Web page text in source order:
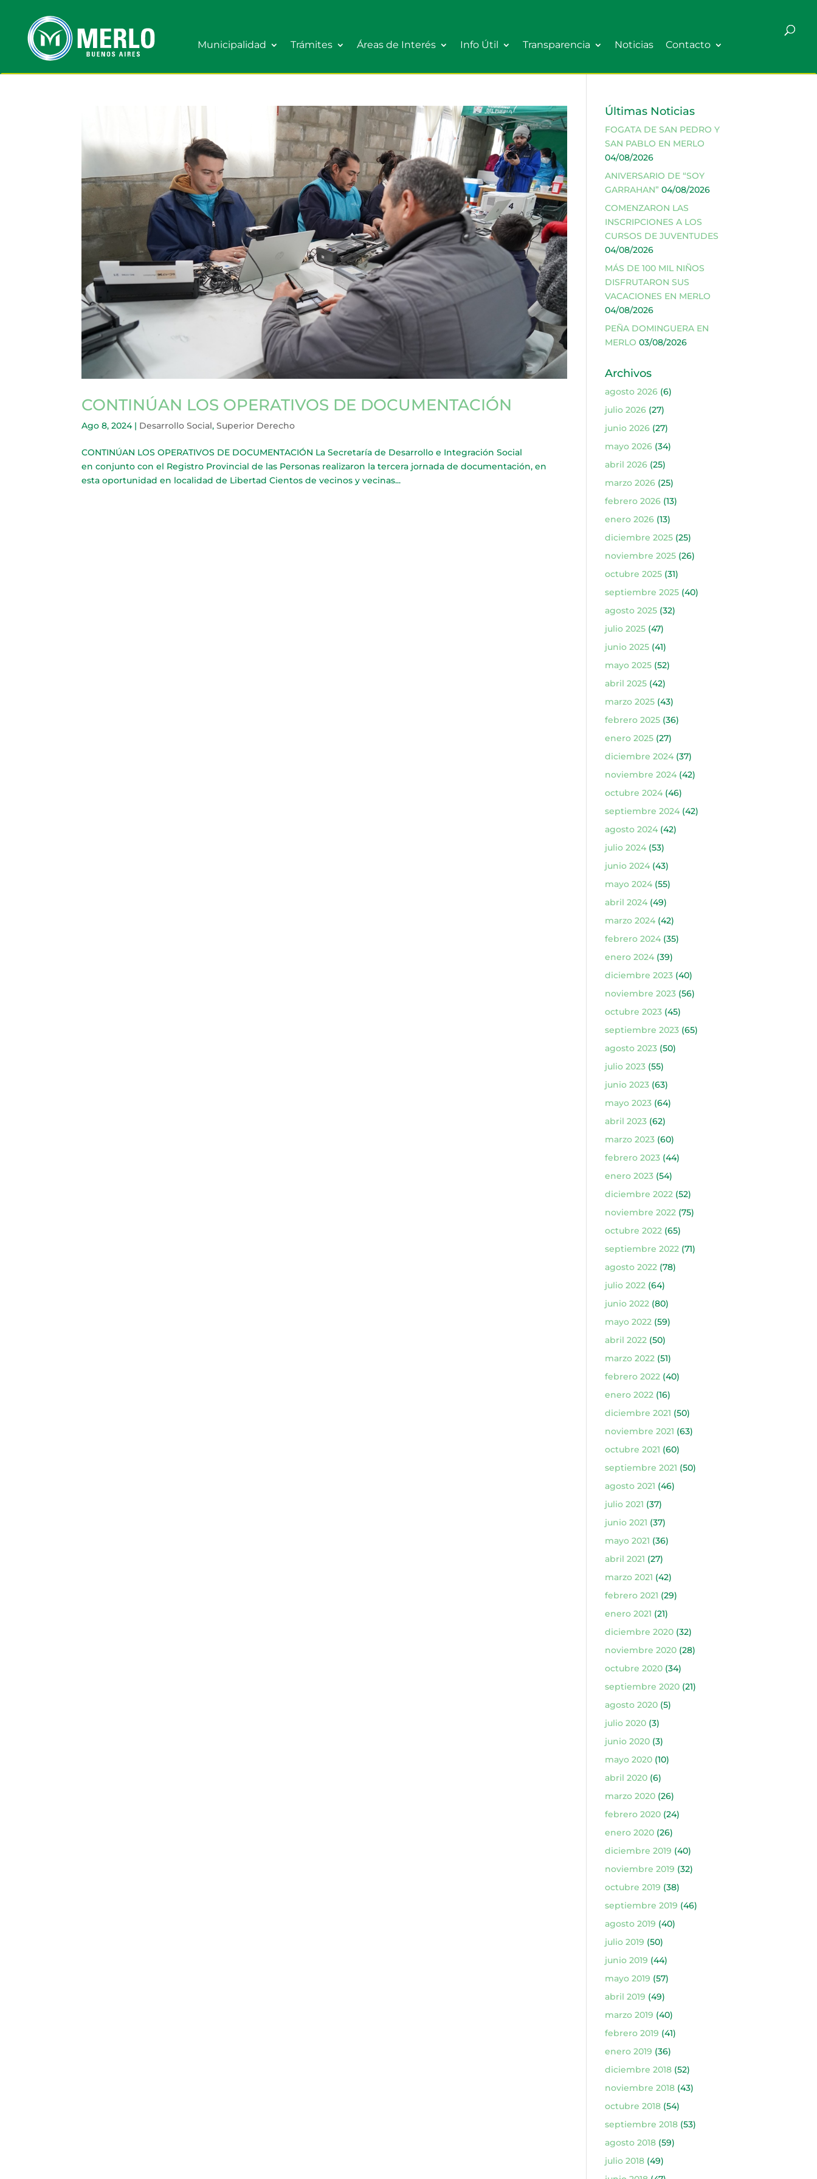
Municipalidad Trámites Áreas de Interés Info Útil Transparencia Noticias Contacto
CONTINÚAN LOS OPERATIVOS DE DOCUMENTACIÓN
Ago 8, 2024| Desarrollo Social,Superior Derecho
CONTINÚAN LOS OPERATIVOS DE DOCUMENTACIÓN La Secretaría de Desarrollo e Integración Social
en conjunto con el Registro Provincial de las Personas realizaron la tercera jornada de documentación, en
esta oportunidad en localidad de Libertad Cientos de vecinos y vecinas...
Últimas Noticias
FOGATA DE SAN PEDRO Y
SAN PABLO EN MERLO
04/08/2026
ANIVERSARIO DE “SOY
GARRAHAN” 04/08/2026
COMENZARON LAS
INSCRIPCIONES A LOS
CURSOS DE JUVENTUDES
04/08/2026
MÁS DE 100 MIL NIÑOS
DISFRUTARON SUS
VACACIONES EN MERLO
04/08/2026
PEÑA DOMINGUERA EN
MERLO 03/08/2026
Archivos
agosto 2026(6)
julio 2026(27)
junio 2026(27)
mayo 2026(34)
abril 2026(25)
marzo 2026(25)
febrero 2026(13)
enero 2026(13)
diciembre 2025(25)
noviembre 2025(26)
octubre 2025(31)
septiembre 2025(40)
agosto 2025(32)
julio 2025(47)
junio 2025(41)
mayo 2025(52)
abril 2025(42)
marzo 2025(43)
febrero 2025(36)
enero 2025(27)
diciembre 2024(37)
noviembre 2024(42)
octubre 2024(46)
septiembre 2024(42)
agosto 2024(42)
julio 2024(53)
junio 2024(43)
mayo 2024(55)
abril 2024(49)
marzo 2024(42)
febrero 2024(35)
enero 2024(39)
diciembre 2023(40)
noviembre 2023(56)
octubre 2023(45)
septiembre 2023(65)
agosto 2023(50)
julio 2023(55)
junio 2023(63)
mayo 2023(64)
abril 2023(62)
marzo 2023(60)
febrero 2023(44)
enero 2023(54)
diciembre 2022(52)
noviembre 2022(75)
octubre 2022(65)
septiembre 2022(71)
agosto 2022(78)
julio 2022(64)
junio 2022(80)
mayo 2022(59)
abril 2022(50)
marzo 2022(51)
febrero 2022(40)
enero 2022(16)
diciembre 2021 (50)
noviembre 2021 (63)
octubre 2021 (60)
septiembre 2021 (50)
agosto 2021 (46)
julio 2021 (37)
junio 2021 (37)
mayo 2021 (36)
abril 2021 (27)
marzo 2021 (42)
febrero 2021 (29)
enero 2021 (21)
diciembre 2020(32)
noviembre 2020(28)
octubre 2020(34)
septiembre 2020(21)
agosto 2020(5)
julio 2020(3)
junio 2020(3)
mayo 2020(10)
abril 2020(6)
marzo 2020(26)
febrero 2020(24)
enero 2020(26)
diciembre 2019 (40)
noviembre 2019 (32)
octubre 2019 (38)
septiembre 2019 (46)
agosto 2019 (40)
julio 2019 (50)
junio 2019 (44)
mayo 2019 (57)
abril 2019 (49)
marzo 2019 (40)
febrero 2019 (41)
enero 2019 (36)
diciembre 2018(52)
noviembre 2018(43)
octubre 2018(54)
septiembre 2018(53)
agosto 2018(59)
julio 2018(49)